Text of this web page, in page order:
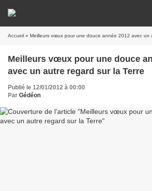
Accueil » Meilleurs vœux pour une douce année 2012 avec un
Meilleurs vœux pour une douce
avec un autre regard sur la Terre
Publié le 12/01/2012 à 00:00
Par Gédéon